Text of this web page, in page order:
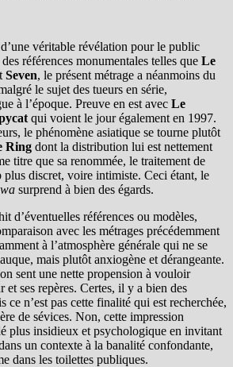
véritable révélation pour le public
références monumentales telles que Le
Seven, le présent métrage a néanmoins du
le sujet des tueurs en série,
à l’époque. Preuve en est avec Le
qui voient le jour également en 1997.
le phénomène asiatique se tourne plutôt
Ring dont la distribution lui est nettement
titre que sa renommée, le traitement de
plus discret, voire intimiste. Ceci étant, le
surprend à bien des égards.
d’éventuelles références ou modèles,
avec les métrages précédemment
à l’atmosphère générale qui ne se
mais plutôt anxiogène et dérangeante.
sent une nette propension à vouloir
et ses repères. Certes, il y a bien des
ce n’est pas cette finalité qui est recherchée,
de sévices. Non, cette impression
plus insidieux et psychologique en invitant
un contexte à la banalité confondante,
dans les toilettes publiques.